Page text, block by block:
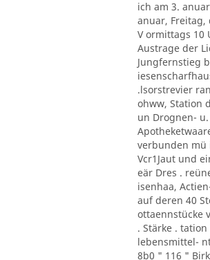
ich am 3.
anuar, Freitag,
V ormittags 10
Austrage der
Jungfernstieg
.lsorstrevier
ohww, Station
un Drognen- u.
verbunden
Vcr1Jaut und
eär Dres .
isenhaa,
auf deren 40
ottaennstücke
. Stärke .
lebensmittel-
8b0 " 116 "